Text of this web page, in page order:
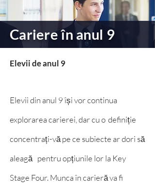
Cariere în anul 9
Elevii de anul 9
Elevii din anul 9 își vor continua
explorarea carierei, dar cu o definiție
concentrați-vă pe ce subiecte ar dori să
aleagă pentru opțiunile lor la Key
Stage Four. Munca în carieră va fi